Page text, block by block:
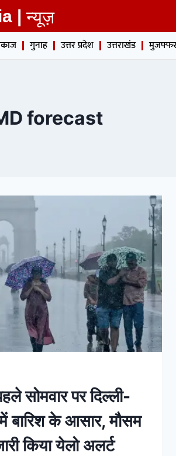
| न्यूज़
गुनाह उत्तर प्रदेश उत्तराखंड
forecast
सोमवार पर दिल्ली-
बारिश के आसार, मौसम
किया येलो अलर्ट